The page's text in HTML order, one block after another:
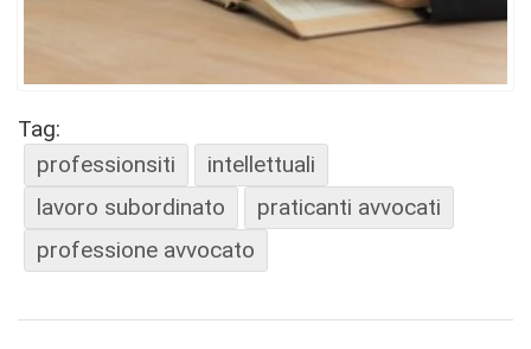
Tag:
professionsiti
intellettuali
lavoro subordinato
praticanti avvocati
professione avvocato